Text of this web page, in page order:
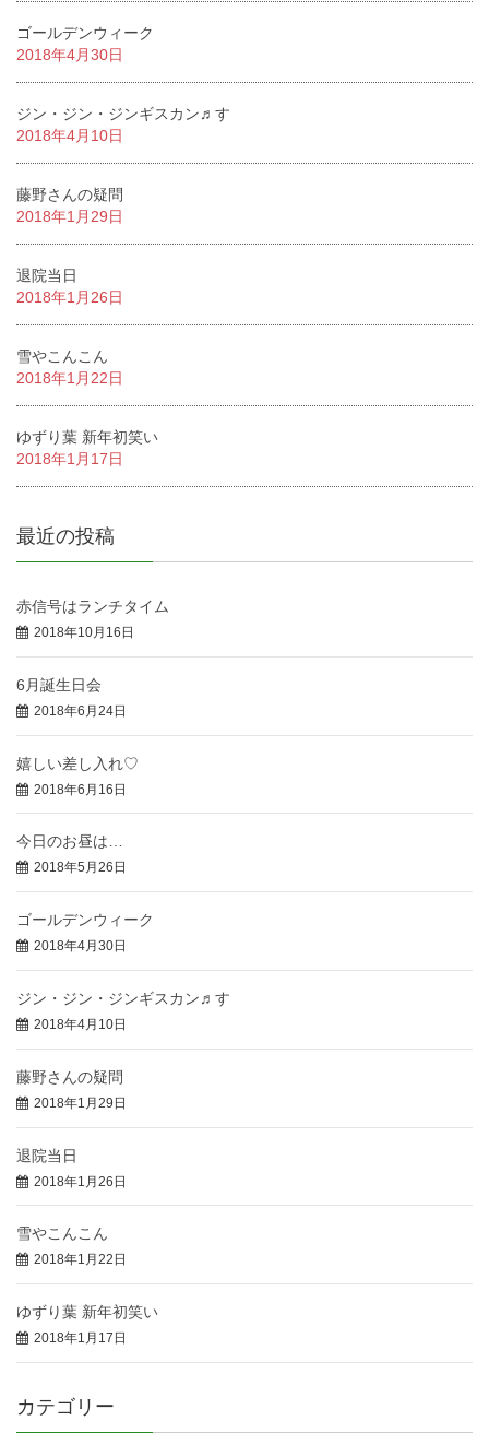
ゴールデンウィーク
2018年4月30日
ジン・ジン・ジンギスカン♬す
2018年4月10日
藤野さんの疑問
2018年1月29日
退院当日
2018年1月26日
雪やこんこん
2018年1月22日
ゆずり葉 新年初笑い
2018年1月17日
最近の投稿
赤信号はランチタイム
2018年10月16日
6月誕生日会
2018年6月24日
嬉しい差し入れ♡
2018年6月16日
今日のお昼は…
2018年5月26日
ゴールデンウィーク
2018年4月30日
ジン・ジン・ジンギスカン♬す
2018年4月10日
藤野さんの疑問
2018年1月29日
退院当日
2018年1月26日
雪やこんこん
2018年1月22日
ゆずり葉 新年初笑い
2018年1月17日
カテゴリー